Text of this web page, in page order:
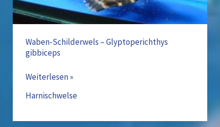
Waben-Schilderwels – Glyptoperichthys
gibbiceps
Weiterlesen »
Harnischwelse